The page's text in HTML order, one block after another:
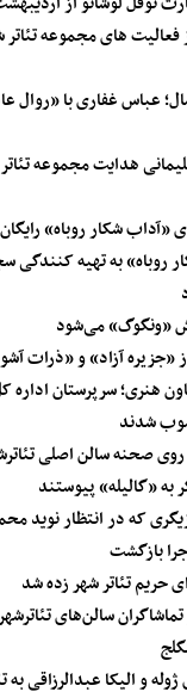
های مجموعه تئاتر
از ۶ سال؛ عباس غفاری با
هدایت مجموعه
«آداب شکار روباه»
روباه» به تهیه کنندگی
«ونگوگ» می‌شود
«جزیره آزاد» و «ذرات
هنری؛ سرپرستان اداره
شدند
صحنه سالن اصلی
به «گالیله» پیوستند
که در انتظار نوید
بازگشت
حریم تئاتر شهر زده شد
سالن‌های
و الیکا عبدالرزاقی به